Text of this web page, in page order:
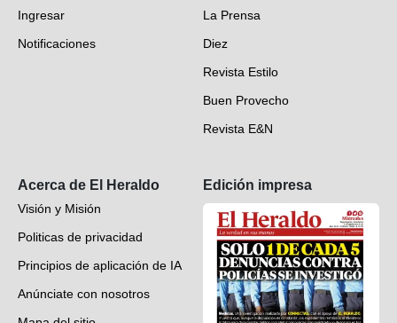
Deportes
Videos
Ingresar
Notificaciones
La Prensa
Diez
Revista Estilo
Buen Provecho
Revista E&N
Acerca de El Heraldo
Visión y Misión
Politicas de privacidad
Principios de aplicación de IA
Anúnciate con nosotros
Edición impresa